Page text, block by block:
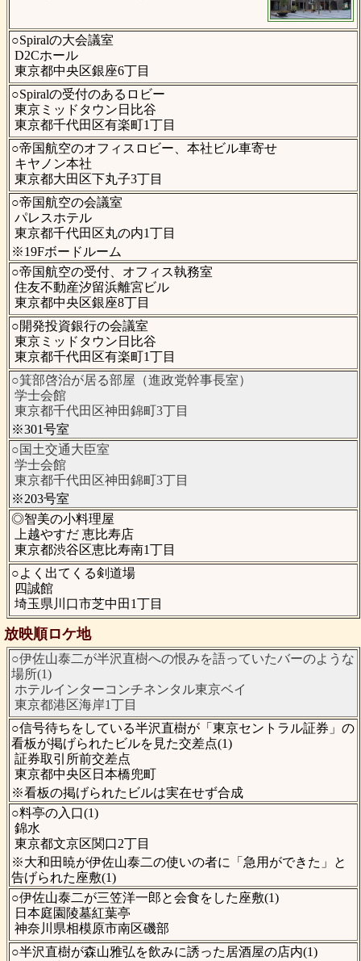
○Spiralの大会議室
D2Cホール
東京都中央区銀座6丁目
○Spiralの受付のあるロビー
東京ミッドタウン日比谷
東京都千代田区有楽町1丁目
○帝国航空のオフィスロビー、本社ビル車寄せ
キヤノン本社
東京都大田区下丸子3丁目
○帝国航空の会議室
パレスホテル
東京都千代田区丸の内1丁目
※19Fボードルーム
○帝国航空の受付、オフィス執務室
住友不動産汐留浜離宮ビル
東京都中央区銀座8丁目
○開発投資銀行の会議室
東京ミッドタウン日比谷
東京都千代田区有楽町1丁目
○箕部啓治が居る部屋（進政党幹事長室）
学士会館
東京都千代田区神田錦町3丁目
※301号室
○国土交通大臣室
学士会館
東京都千代田区神田錦町3丁目
※203号室
◎智美の小料理屋
上越やすだ 恵比寿店
東京都渋谷区恵比寿南1丁目
○よく出てくる剣道場
四誠館
埼玉県川口市芝中田1丁目
放映順ロケ地
○伊佐山泰二が半沢直樹への恨みを語っていたバーのような
場所(1)
ホテルインターコンチネンタル東京ベイ
東京都港区海岸1丁目
○信号待ちをしている半沢直樹が「東京セントラル証券」の
看板が掲げられたビルを見た交差点(1)
証券取引所前交差点
東京都中央区日本橋兜町
※看板の掲げられたビルは実在せず合成
○料亭の入口(1)
錦水
東京都文京区関口2丁目
※大和田暁が伊佐山泰二の使いの者に「急用ができた」と
告げられた座敷(1)
○伊佐山泰二が三笠洋一郎と会食をした座敷(1)
日本庭園陵墓紅葉亭
神奈川県相模原市南区磯部
○半沢直樹が森山雅弘を飲みに誘った居酒屋の店内(1)